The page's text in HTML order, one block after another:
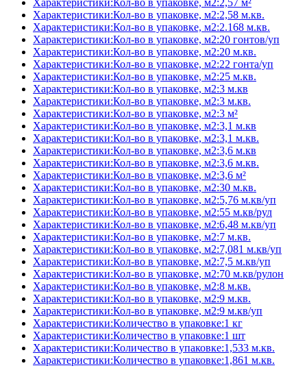
Характеристики:Кол-во в упаковке, м2:2,57 м²
Характеристики:Кол-во в упаковке, м2:2,58 м.кв.
Характеристики:Кол-во в упаковке, м2:2.168 м.кв.
Характеристики:Кол-во в упаковке, м2:20 гонтов/уп
Характеристики:Кол-во в упаковке, м2:20 м.кв.
Характеристики:Кол-во в упаковке, м2:22 гонта/уп
Характеристики:Кол-во в упаковке, м2:25 м.кв.
Характеристики:Кол-во в упаковке, м2:3 м.кв
Характеристики:Кол-во в упаковке, м2:3 м.кв.
Характеристики:Кол-во в упаковке, м2:3 м²
Характеристики:Кол-во в упаковке, м2:3,1 м.кв
Характеристики:Кол-во в упаковке, м2:3,1 м.кв.
Характеристики:Кол-во в упаковке, м2:3,6 м.кв
Характеристики:Кол-во в упаковке, м2:3,6 м.кв.
Характеристики:Кол-во в упаковке, м2:3,6 м²
Характеристики:Кол-во в упаковке, м2:30 м.кв.
Характеристики:Кол-во в упаковке, м2:5,76 м.кв/уп
Характеристики:Кол-во в упаковке, м2:55 м.кв/рул
Характеристики:Кол-во в упаковке, м2:6,48 м.кв/уп
Характеристики:Кол-во в упаковке, м2:7 м.кв.
Характеристики:Кол-во в упаковке, м2:7,081 м.кв/уп
Характеристики:Кол-во в упаковке, м2:7,5 м.кв/уп
Характеристики:Кол-во в упаковке, м2:70 м.кв/рулон
Характеристики:Кол-во в упаковке, м2:8 м.кв.
Характеристики:Кол-во в упаковке, м2:9 м.кв.
Характеристики:Кол-во в упаковке, м2:9 м.кв/уп
Характеристики:Количество в упаковке:1 кг
Характеристики:Количество в упаковке:1 шт
Характеристики:Количество в упаковке:1,533 м.кв.
Характеристики:Количество в упаковке:1,861 м.кв.